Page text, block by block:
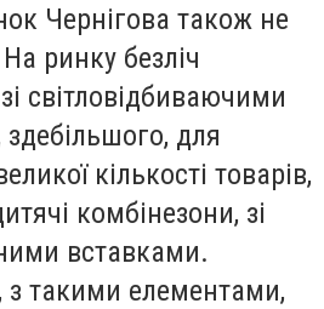
Чернігова також не
ринку безліч
світловідбиваючими
для
кількості товарів,
комбінезони, зі
вставками.
з такими елементами,